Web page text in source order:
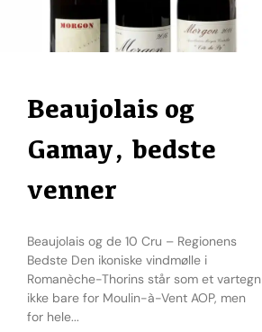
Beaujolais og
Gamay, bedste
venner
Beaujolais og de 10 Cru – Regionens
Bedste Den ikoniske vindmølle i
Romanèche-Thorins står som et vartegn
ikke bare for Moulin-à-Vent AOP, men
for hele